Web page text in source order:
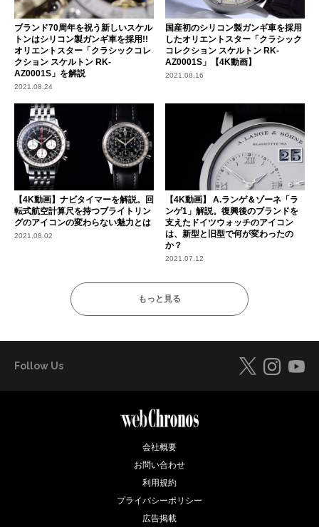
ブランド70周年を祝う新しいスケル
トンはシリコン製ガンギ車を採用!!
オリエントスター「クラシックコレ
クション スケルトン RK-
AZ0001S」を解説
2021.08.24
国産初のシリコン製ガンギ車を採用
したオリエントスター「クラシック
コレクション スケルトン RK-
AZ0001S」【4K動画】
2021.08.16
【4K動画】ナビタイマーを解説。回
転式航空計算尺を持つブライトリン
グのアイコンの変わらない魅力とは
2021.08.02
【4K動画】 A.ランゲ＆ゾーネ「ラ
ンゲ1」解説。復興後のブランドを
支えたドイツウォッチのアイコン
は、新型と旧型で何が変わったの
か？
2021.07.12
もっと見る
Follow Us
会社概要
お問い合わせ
利用規約
プライバシーポリシー
広告掲載